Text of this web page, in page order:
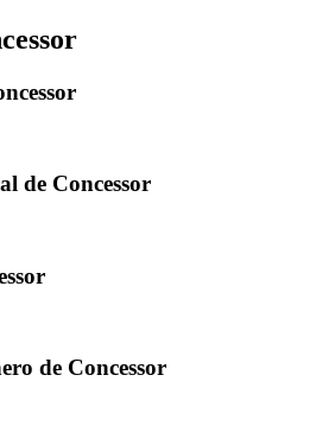
de Concessor
de Concessor